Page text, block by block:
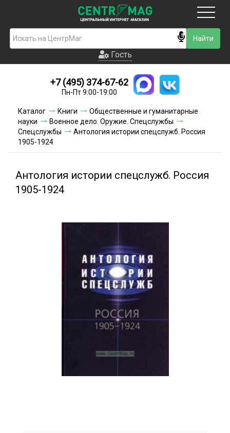
Гость
Новинки
Условия доставки
Условия оплаты
Акции и скидки
Гость
+7 (495) 374-67-62
Пн-Пт 9:00-19:00
Каталог Книги
Общественные и гуманитарные
науки
Военное дело. Оружие. Спецслужбы
Спецслужбы
Антология истории спецслужб. Россия
1905-1924
Антология истории спецслужб. Россия
1905-1924